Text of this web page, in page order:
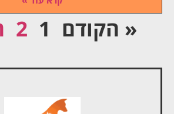
« הקודם 1
2